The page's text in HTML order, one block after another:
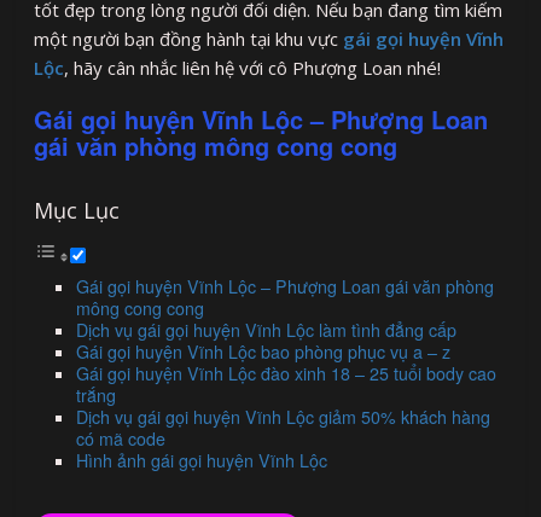
tốt đẹp trong lòng người đối diện. Nếu bạn đang tìm kiếm
một người bạn đồng hành tại khu vực gái gọi huyện Vĩnh
Lộc, hãy cân nhắc liên hệ với cô Phượng Loan nhé!
Gái gọi huyện Vĩnh Lộc – Phượng Loan
gái văn phòng mông cong cong
Mục Lục
Gái gọi huyện Vĩnh Lộc – Phượng Loan gái văn phòng
mông cong cong
Dịch vụ gái gọi huyện Vĩnh Lộc làm tình đẳng cấp
Gái gọi huyện Vĩnh Lộc bao phòng phục vụ a – z
Gái gọi huyện Vĩnh Lộc đào xinh 18 – 25 tuổi body cao
trắng
Dịch vụ gái gọi huyện Vĩnh Lộc giảm 50% khách hàng
có mã code
Hình ảnh gái gọi huyện Vĩnh Lộc